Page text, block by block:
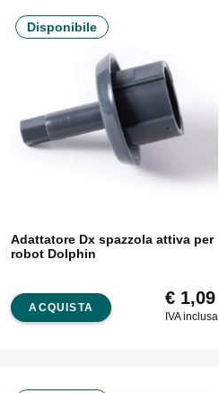
Disponibile
Adattatore Dx spazzola attiva per
robot Dolphin
ACQUISTA €1,09
IVA inclusa